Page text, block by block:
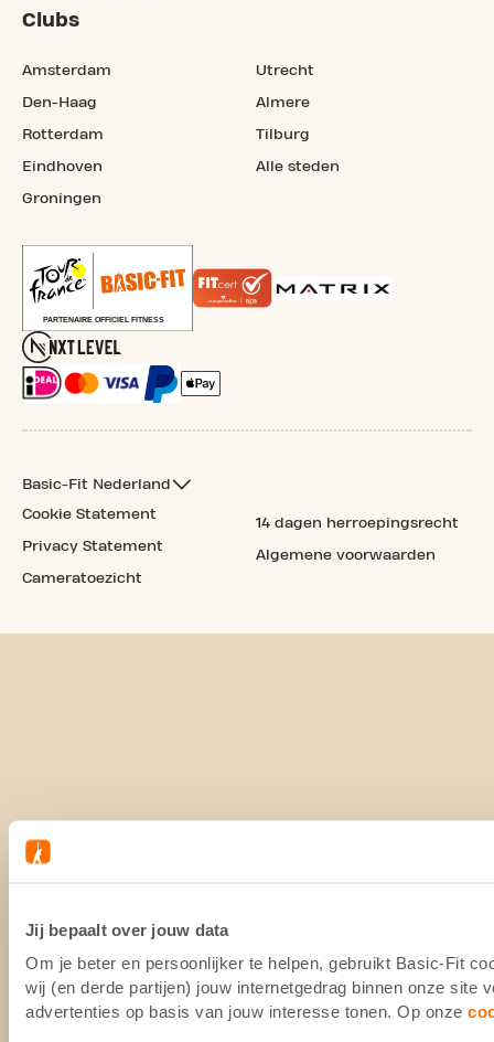
Jij bepaalt over jouw data
Om je beter en persoonlijker te helpen, gebruikt Basic-Fit
wij (en derde partijen) jouw internetgedrag binnen onze site
advertenties op basis van jouw interesse tonen. Op onze
Clubs
Amsterdam
Den-Haag
Rotterdam
Eindhoven
Groningen
Utrecht
Almere
Tilburg
Alle steden
Basic-Fit Nederland
Cookie Statement
Privacy Statement
Cameratoezicht
14 dagen herroepingsrecht
Algemene voorwaarden